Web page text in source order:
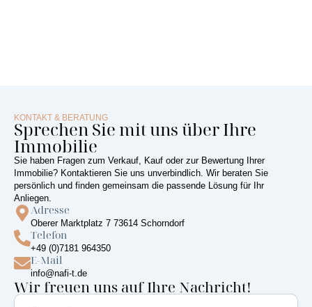
KONTAKT & BERATUNG
Sprechen Sie mit uns über Ihre
Immobilie
Sie haben Fragen zum Verkauf, Kauf oder zur Bewertung Ihrer
Immobilie? Kontaktieren Sie uns unverbindlich. Wir beraten Sie
persönlich und finden gemeinsam die passende Lösung für Ihr
Anliegen.
Adresse
Oberer Marktplatz 7 73614 Schorndorf
Telefon
+49 (0)7181 964350
E-Mail
info@nafi-t.de
Wir freuen uns auf Ihre Nachricht!
Vorname